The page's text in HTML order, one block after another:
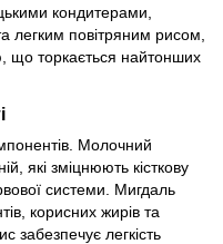
кондитерами,
легким повітряним рисом,
що торкається найтонших
Молочний
які зміцнюють кісткову
системи. Мигдаль
корисних жирів та
забезпечує легкість